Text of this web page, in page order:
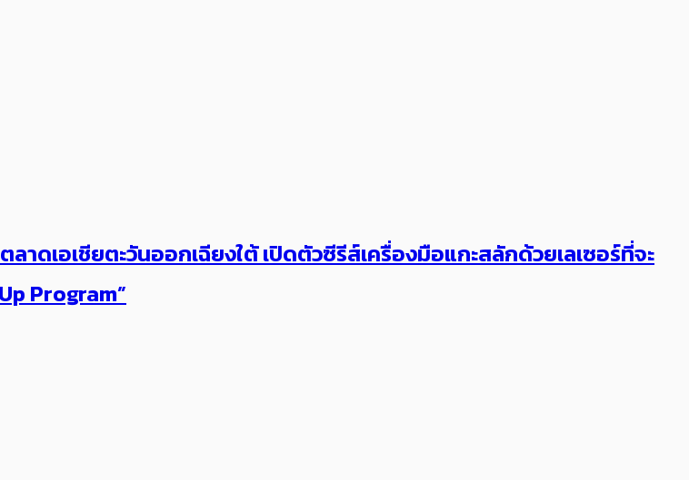
ดเอเชียตะวันออกเฉียงใต้ เปิดตัวซีรีส์เครื่องมือแกะสลักด้วยเลเซอร์ที่จะ
Program”